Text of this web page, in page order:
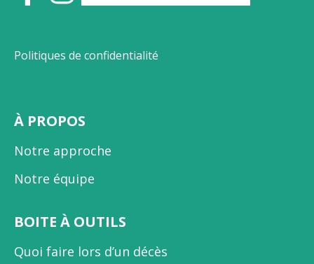
Politiques de confidentialité
À PROPOS
Notre approche
Notre équipe
BOITE À OUTILS
Quoi faire lors d’un décès